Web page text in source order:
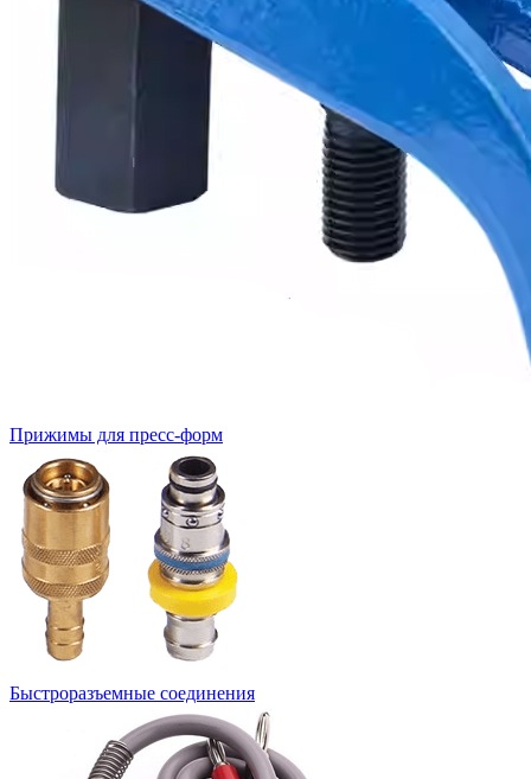
Прижимы для пресс-форм
Быстроразъемные соединения